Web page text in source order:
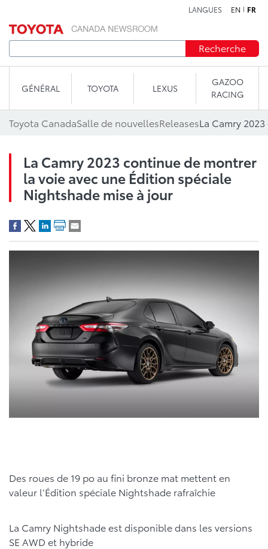
LANGUES EN FR
Recherche
GÉNÉRAL TOYOTA LEXUS
GAZOO
RACING
Toyota CanadaSalle de nouvellesReleases
La Camry 2023 continue de montrer
la voie avec une Édition spéciale
Nightshade mise à jour
Des roues de 19 po au fini bronze mat mettent en
valeur l’Édition spéciale Nightshade rafraîchie
La Camry Nightshade est disponible dans les versions
SE AWD et hybride